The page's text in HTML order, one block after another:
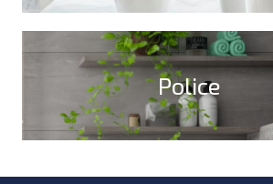
Police